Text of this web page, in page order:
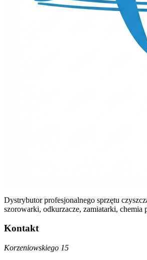
Dystrybutor profesjonalnego sprzętu
szorowarki, odkurzacze, zamiatarki, chemia
Kontakt
Korzeniowskiego 15